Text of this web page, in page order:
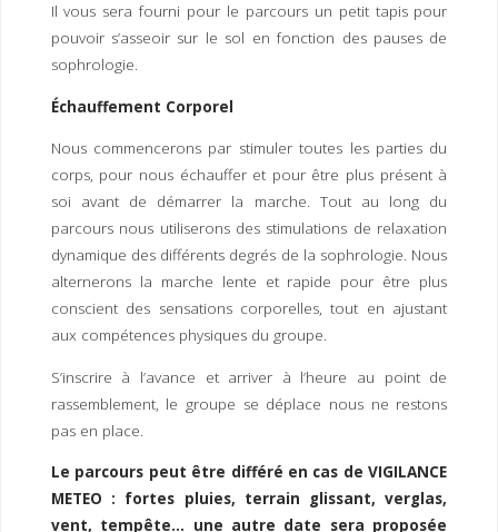
Il vous sera fourni pour le parcours un petit tapis pour
pouvoir s’asseoir sur le sol en fonction des pauses de
sophrologie.
Échauffement Corporel
Nous commencerons par stimuler toutes les parties du
corps, pour nous échauffer et pour être plus présent à
soi avant de démarrer la marche. Tout au long du
parcours nous utiliserons des stimulations de relaxation
dynamique des différents degrés de la sophrologie. Nous
alternerons la marche lente et rapide pour être plus
conscient des sensations corporelles, tout en ajustant
aux compétences physiques du groupe.
S’inscrire à l’avance et arriver à l’heure au point de
rassemblement, le groupe se déplace nous ne restons
pas en place.
Le parcours peut être différé en cas de VIGILANCE
METEO : fortes pluies, terrain glissant, verglas,
vent, tempête… une autre date sera proposée